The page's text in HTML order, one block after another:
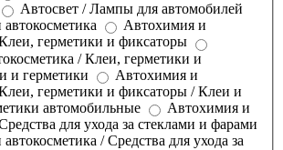
Автосвет / Лампы для автомобилей
Автохимия и
герметики и фиксаторы
/ Клеи, герметики и
и герметики
Автохимия и
герметики и фиксаторы / Клеи и
автомобильные
Автохимия и
для ухода за стеклами и фарами
/ Средства для ухода за